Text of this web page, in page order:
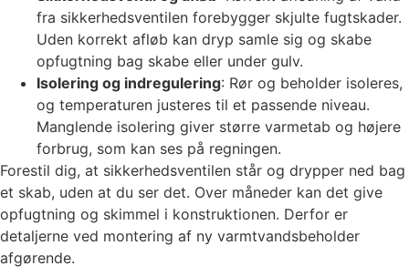
fra sikkerhedsventilen forebygger skjulte fugtskader.
Uden korrekt afløb kan dryp samle sig og skabe
opfugtning bag skabe eller under gulv.
Isolering og indregulering: Rør og beholder isoleres,
og temperaturen justeres til et passende niveau.
Manglende isolering giver større varmetab og højere
forbrug, som kan ses på regningen.
Forestil dig, at sikkerhedsventilen står og drypper ned bag
et skab, uden at du ser det. Over måneder kan det give
opfugtning og skimmel i konstruktionen. Derfor er
detaljerne ved montering af ny varmtvandsbeholder
afgørende.